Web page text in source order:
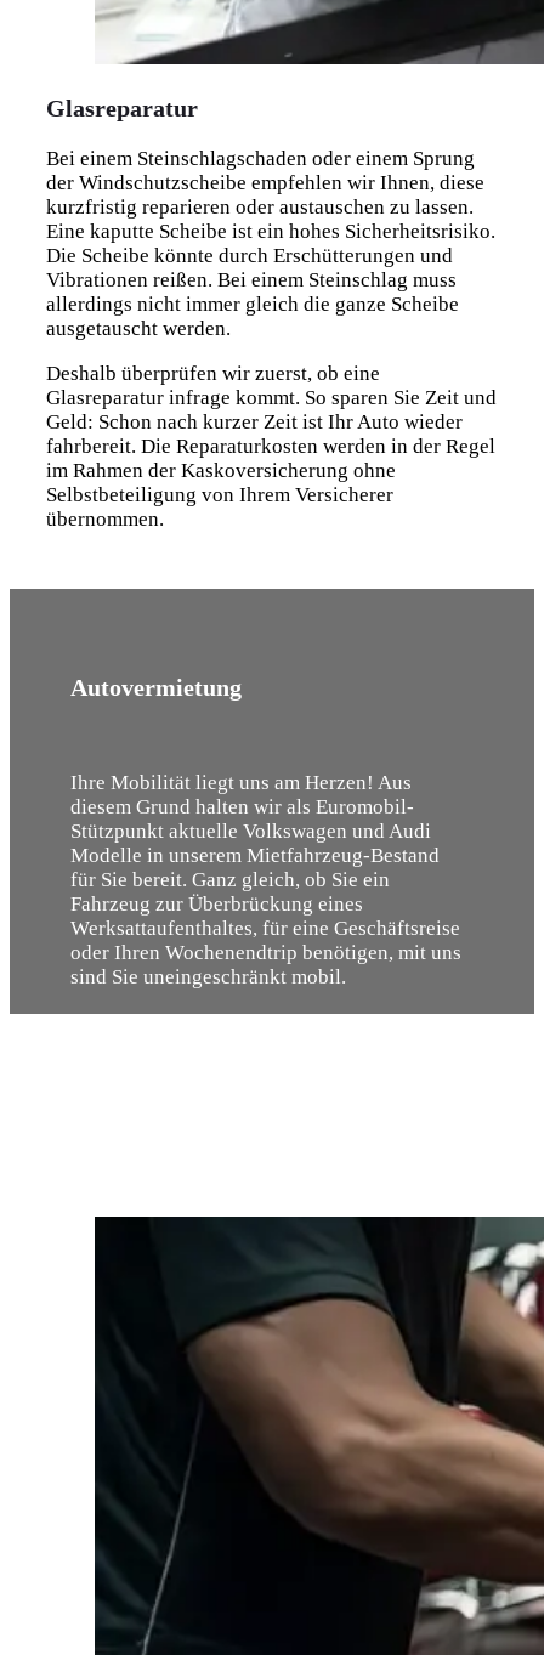
Glasreparatur
Bei einem Steinschlagschaden oder einem Sprung
der Windschutzscheibe empfehlen wir Ihnen, diese
kurzfristig reparieren oder austauschen zu lassen.
Eine kaputte Scheibe ist ein hohes Sicherheitsrisiko.
Die Scheibe könnte durch Erschütterungen und
Vibrationen reißen. Bei einem Steinschlag muss
allerdings nicht immer gleich die ganze Scheibe
ausgetauscht werden.
Deshalb überprüfen wir zuerst, ob eine
Glasreparatur infrage kommt. So sparen Sie Zeit und
Geld: Schon nach kurzer Zeit ist Ihr Auto wieder
fahrbereit. Die Reparaturkosten werden in der Regel
im Rahmen der Kaskoversicherung ohne
Selbstbeteiligung von Ihrem Versicherer
übernommen.
Autovermietung
Ihre Mobilität liegt uns am Herzen! Aus
diesem Grund halten wir als Euromobil-
Stützpunkt aktuelle Volkswagen und Audi
Modelle in unserem Mietfahrzeug-Bestand
für Sie bereit. Ganz gleich, ob Sie ein
Fahrzeug zur Überbrückung eines
Werksattaufenthaltes, für eine Geschäftsreise
oder Ihren Wochenendtrip benötigen, mit uns
sind Sie uneingeschränkt mobil.